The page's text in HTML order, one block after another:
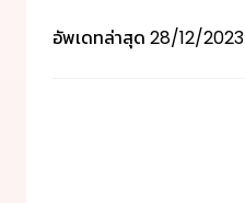
อัพเดทล่าสุด 28/12/2023